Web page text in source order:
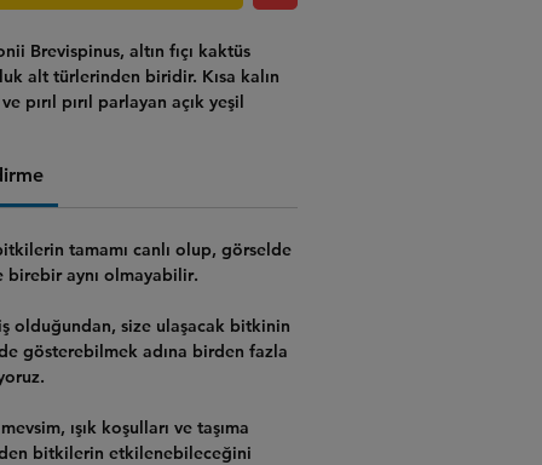
Brevispinus, altın fıçı kaktüs
alt türlerinden biridir. Kısa kalın
pırıl pırıl parlayan açık yeşil
çiçekler açar.
tamamı canlı olup, görselde
birebir aynı olmayabilir.
olduğundan, size ulaşacak bitkinin
gösterebilmek adına birden fazla
ışık koşulları ve taşıma
bitkilerin etkilenebileceğini